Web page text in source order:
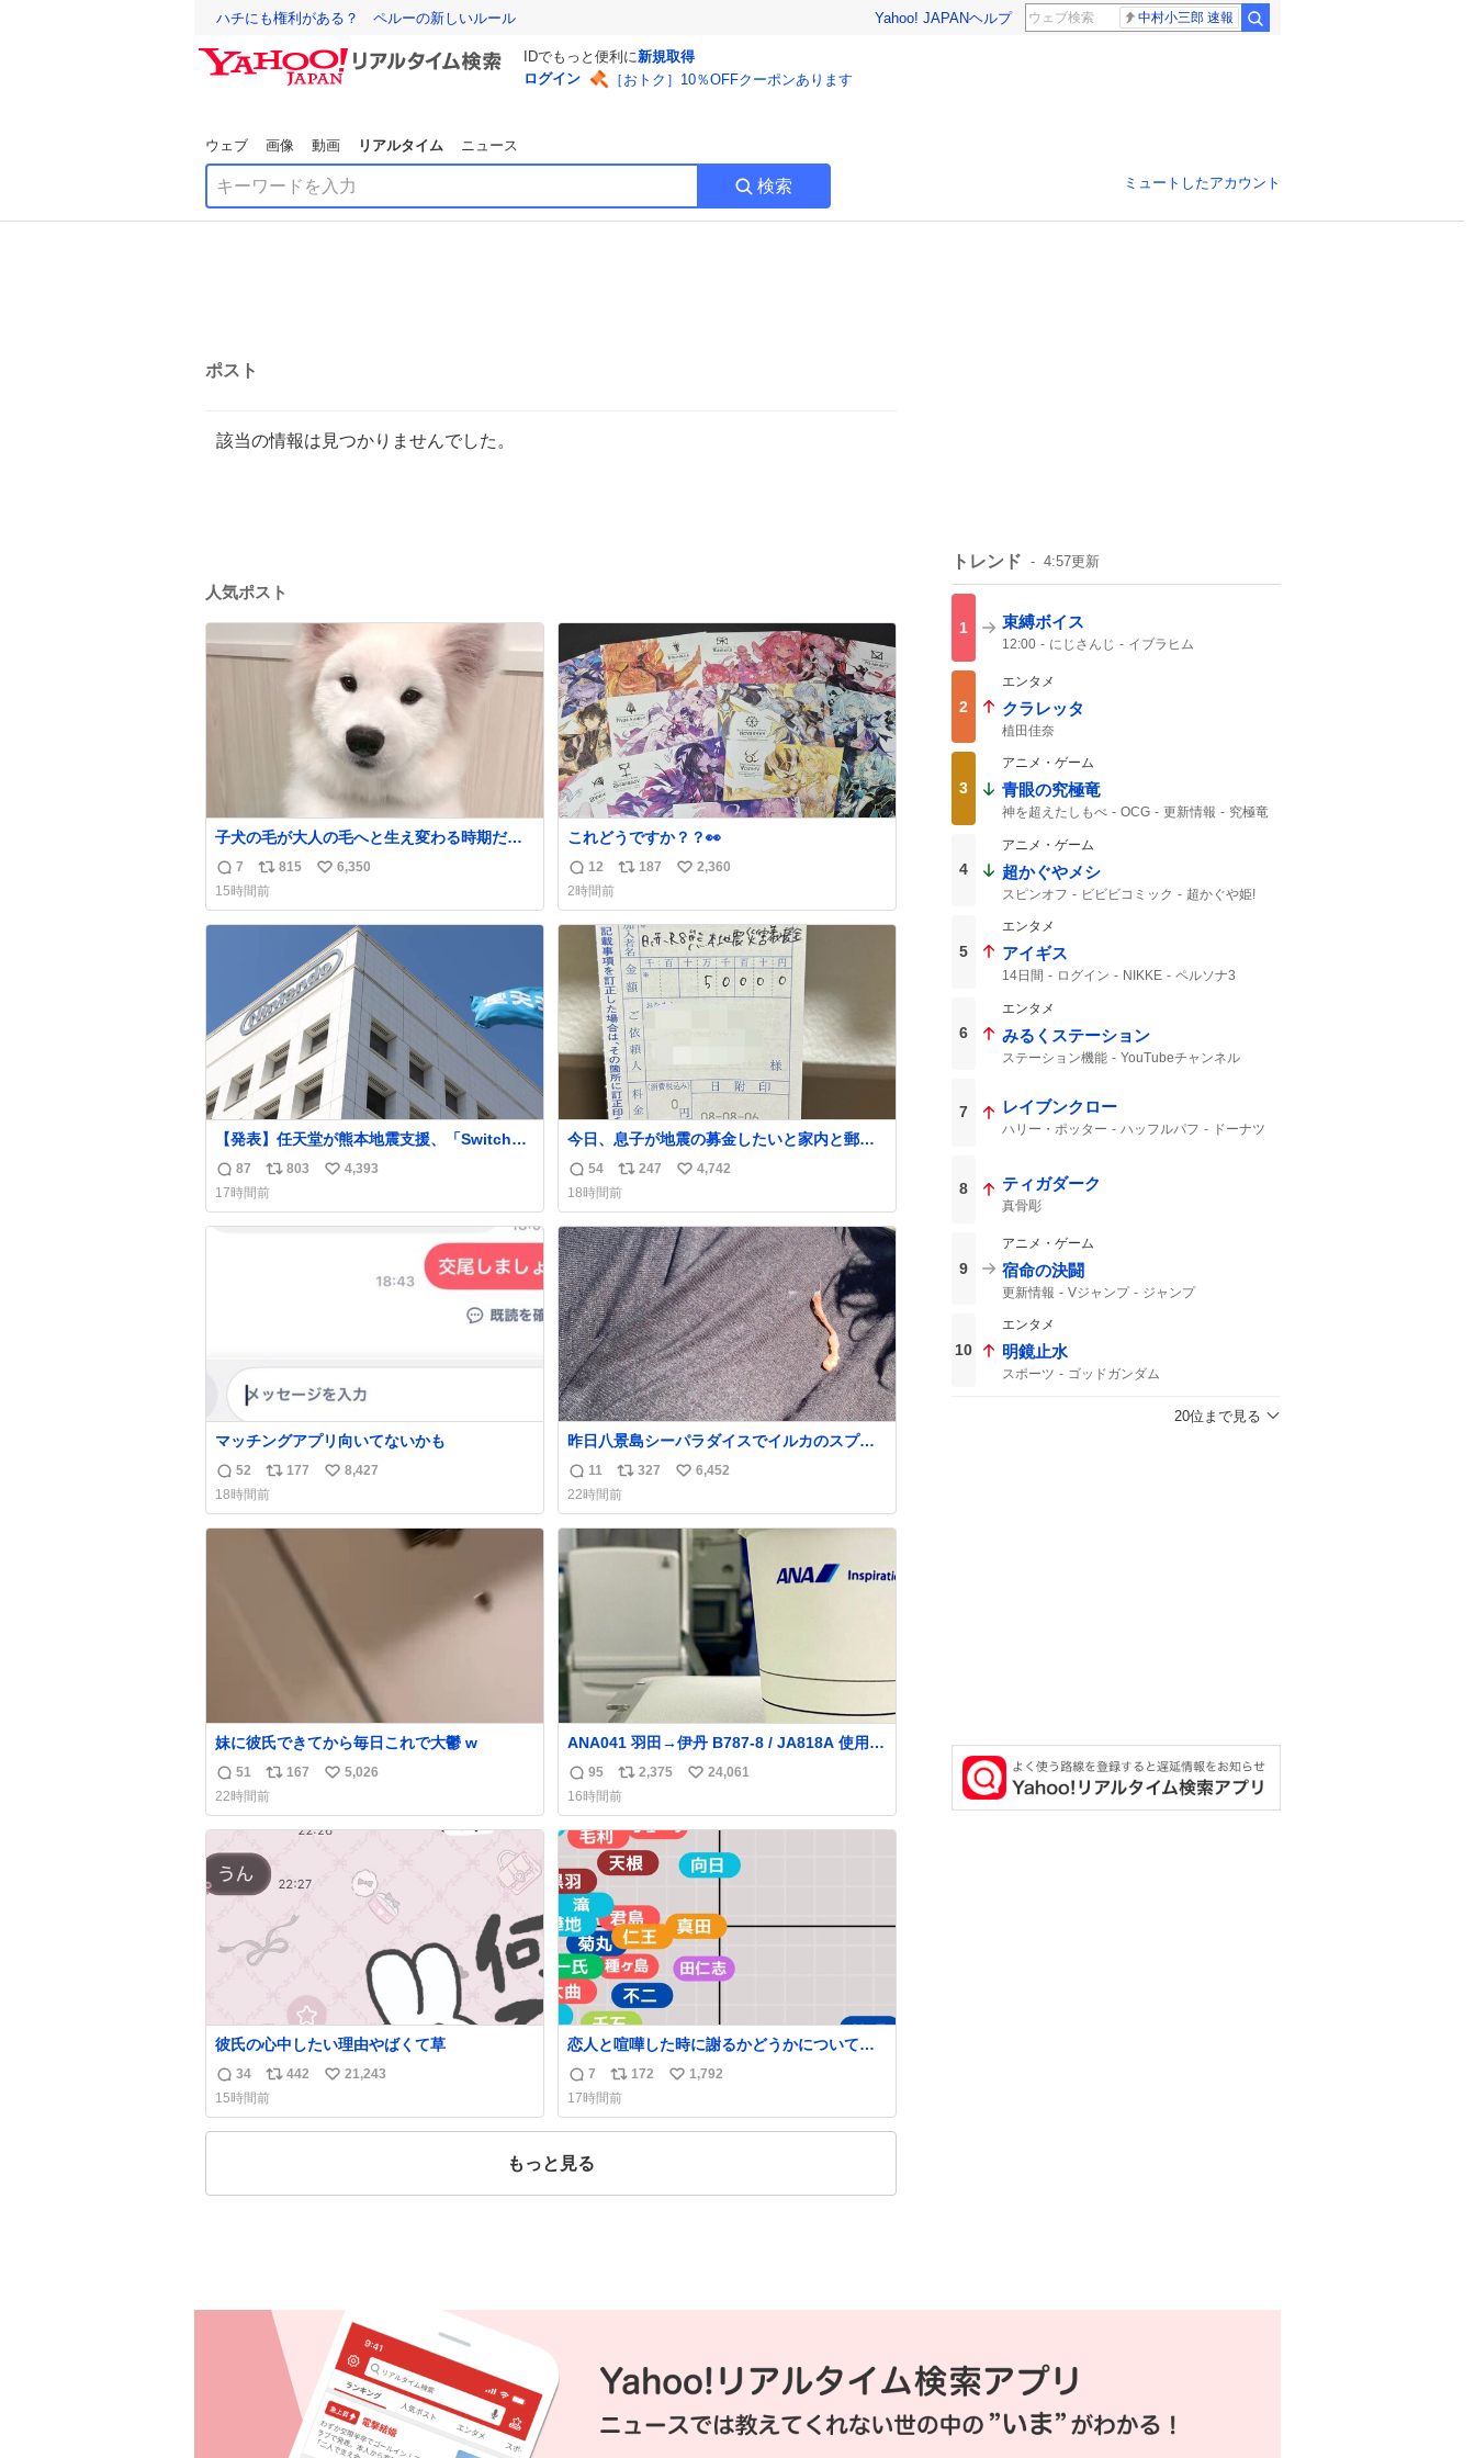
ハチにも権利がある？ ペルーの新しいルール Yahoo! JAPANヘルプ 中村小三郎 速報
IDでもっと便利に新規取得
ログイン
［おトク］10％OFFクーポンあります
ウェブ 画像 動画 リアルタイム ニュース
検索 ミュートしたアカウント
ポスト
該当の情報は見つかりませんでした。
人気ポスト
子犬の毛が大人の毛へと生え変わる時期だ
け、着ぐるみを着てるように見える良さがあ
ります
返
信
数
7
リ
ポ
ス
815
い
ね
数
6,350
15時間前
これどうですか？？👀
返
信
数
12
リ
ス
ト
数
187
い
ね
数
2,360
2時間前
【発表】任天堂が熊本地震支援、「Switch
2」など無償修理へ 保証切れでも対象
news.livedoor.com/article/detail… 任天堂が
令和8年熊本地震の被災者支援として、災害救
助法適用地域からの同社製品の修理につい
て、27年2月1日まで無償で対応すると発表し
た。「Switch 2」や「Switch」「Joy-Con」
返
信
数
87
リ
ポ
ス
803
い
ね
4,393
17時間前
今日、息子が地震の募金したいと家内と郵便
局に行ったみたいです。おもちゃとか買う選
択肢もあったと思うけど、自分で貯めてた2万
円を役に立てて欲しい、みんなも元気になっ
て欲しいと。家内も一緒に募金したので、自
分も何かできたらなぁと思いました。
返
信
数
54
リ
ポ
ス
ト
数
247
い
ね
数
4,742
18時間前
マッチングアプリ向いてないかも
返
信
数
52
リ
ポ
ス
ト
177
い
ね
8,427
18時間前
昨日八景島シーパラダイスでイルカのスプラ
ッシュを浴びたらゲソのおまけがついてきま
した。誰の食べカスかわからないけど、とて
も愛おしいです。こんなおまけまで付けても
らって感謝しかありません。 #ふれあいラグ
ーン #横浜八景島シーパラダイス
返
信
数
11
リ
ポ
ス
ト
327
い
ね
数
6,452
22時間前
妹に彼氏できてから毎日これで大鬱 w
返
信
数
51
リ
ポ
ス
数
167
い
ね
5,026
22時間前
ANA041 羽田→伊丹 B787-8 / JA818A 使用機
到着遅れにつき 「安全に支障ない範囲で1分1
秒でも遅延回復に努めております」と機長の
気合い十分！ が、フライトは順調に進みす
ぎ… 「飛ばしすぎたせいか現在奈良県上空で
の待機を命じられております」 でコンソメス
ープ吹き出しそうになりましたw
返
信
数
95
リ
ポ
ス
ト
数
2,375
い
ね
数
24,061
16時間前
彼氏の心中したい理由やばくて草
返
信
数
34
リ
ポ
ス
442
い
ね
21,243
15時間前
恋人と喧嘩した時に謝るかどうかについて考
えてみました💭 ▶︎自分から謝る or 悪くない
なら謝らない ▶︎ねちねちする or さっぱりし
ている 個人的見解です！色々と許してくださ
い！
返
信
数
7
リ
ポ
ス
172
い
ね
1,792
17時間前
もっと見る
トレンド 4:57更新
1 束縛ボイス
12:00 にじさんじ イブラヒム
2
エンタメ
クラレッタ
植田佳奈
3
アニメ・ゲーム
青眼の究極竜
神を超えたしもべ OCG 更新情報
究極竜
4
アニメ・ゲーム
超かぐやメシ
スピンオフ ビビビコミック
超かぐや姫!
超かぐや姫
5
エンタメ
アイギス
14日間 ログイン NIKKE ペルソナ3
6
エンタメ
みるくステーション
ステーション機能 YouTubeチャンネル
7 レイブンクロー
ハリー・ポッター ハッフルパフ
ドーナツ
8 ティガダーク
真骨彫
9
アニメ・ゲーム
宿命の決闘
更新情報 Vジャンプ ジャンプ
10
エンタメ
明鏡止水
スポーツ ゴッドガンダム
20位まで見る